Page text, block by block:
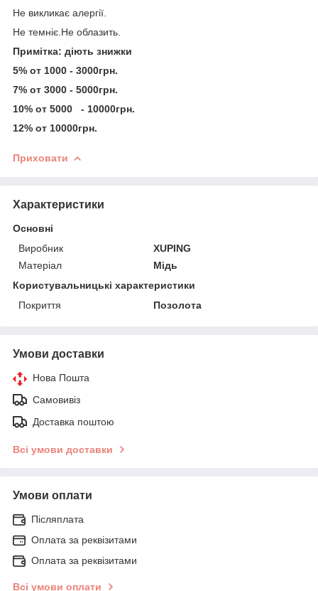
Не викликає алергії.
Не темніє.Не облазить.
Примітка: діють знижки
5% от 1000 - 3000грн.
7% от 3000 - 5000грн.
10% от 5000 - 10000грн.
12% от 10000грн.
Приховати
Характеристики
Основні
Виробник
XUPING
Матеріал
Мідь
Користувальницькі характеристики
Покриття
Позолота
Умови доставки
Нова Пошта
Самовивіз
Доставка поштою
Всі умови доставки
Умови оплати
Післяплата
Оплата за реквізитами
Оплата за реквізитами
Всі умови оплати